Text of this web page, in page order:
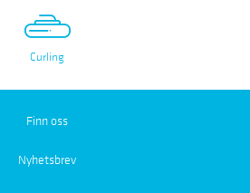
Curling
Finn oss
Nyhetsbrev